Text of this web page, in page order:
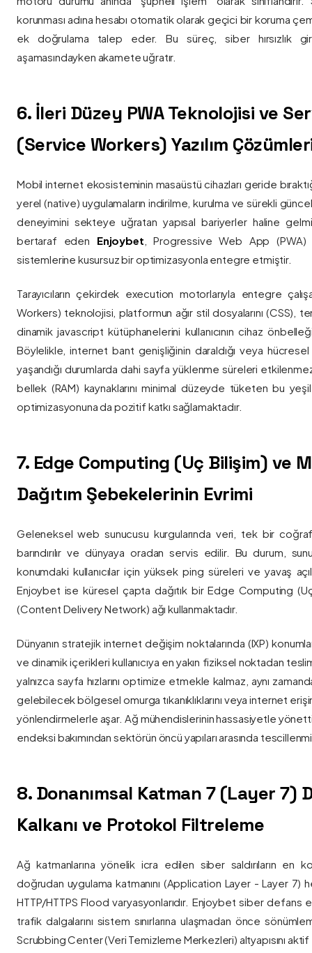
korunması adına hesabı otomatik olarak geçici bir koruma
ek doğrulama talep eder. Bu süreç, siber hırsızlık
aşamasındayken akamete uğratır.
6. İleri Düzey PWA Teknolojisi ve
(Service Workers) Yazılım
Mobil internet ekosisteminin masaüstü cihazları geride
yerel (native) uygulamaların indirilme, kurulma ve sürekli
deneyimini sekteye uğratan yapısal bariyerler haline
bertaraf eden Enjoybet , Progressive Web App (PWA)
sistemlerine kusursuz bir optimizasyonla entegre etmiştir.
Tarayıcıların çekirdek execution motorlarıyla entegre
Workers) teknolojisi, platformun ağır stil dosyalarını (CSS),
dinamik javascript kütüphanelerini kullanıcının cihaz
Böylelikle, internet bant genişliğinin daraldığı veya
yaşandığı durumlarda dahi sayfa yüklenme süreleri
bellek (RAM) kaynaklarını minimal düzeyde tüketen bu yeşil
optimizasyonuna da pozitif katkı sağlamaktadır.
7. Edge Computing (Uç Bilişim) ve
Dağıtım Şebekelerinin Evrimi
Geleneksel web sunucusu kurgularında veri, tek bir
barındırılır ve dünyaya oradan servis edilir. Bu durum,
konumdaki kullanıcılar için yüksek ping süreleri ve yavaş
Enjoybet ise küresel çapta dağıtık bir Edge Computing
(Content Delivery Network) ağı kullanmaktadır.
Dünyanın stratejik internet değişim noktalarında (IXP)
ve dinamik içerikleri kullanıcıya en yakın fiziksel noktadan
yalnızca sayfa hızlarını optimize etmekle kalmaz, aynı
gelebilecek bölgesel omurga tıkanıklıklarını veya internet
yönlendirmelerle aşar. Ağ mühendislerinin hassasiyetle
endeksi bakımından sektörün öncü yapıları arasında
8. Donanımsal Katman 7 (Layer 7)
Kalkanı ve Protokol Filtreleme
Ağ katmanlarına yönelik icra edilen siber saldırıların en
doğrudan uygulama katmanını (Application Layer - Layer 7)
HTTP/HTTPS Flood varyasyonlarıdır. Enjoybet siber
trafik dalgalarını sistem sınırlarına ulaşmadan önce
Scrubbing Center (Veri Temizleme Merkezleri) altyapısını